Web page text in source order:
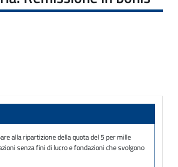
alla ripartizione della quota del 5 per mille
senza fini di lucro e fondazioni che svolgono